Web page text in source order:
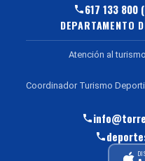
617 133 800
DEPARTAMENTO
Atención al
Coordinador Turismo